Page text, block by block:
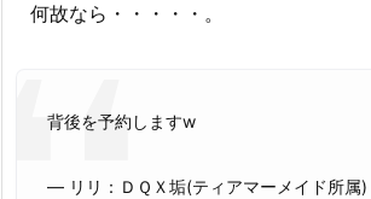
何故なら・・・・・。
背後を予約しますw
— リリ：ＤＱＸ垢(ティアマーメイド所属